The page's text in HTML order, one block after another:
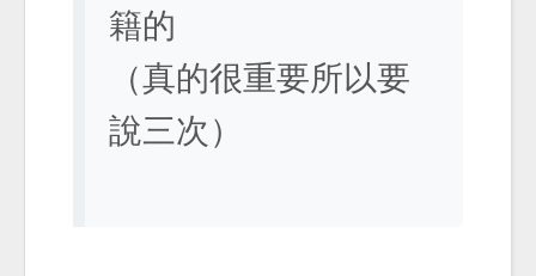
籍的
（真的很重要所以要
說三次）